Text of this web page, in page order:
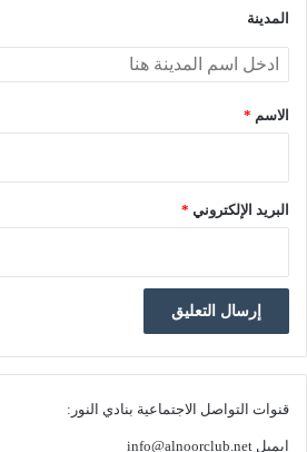
المدينة
الاسم *
البريد الإلكتروني *
قنوات التواصل الاجتماعية بنادي النور:
ايميل info@alnoorclub.net